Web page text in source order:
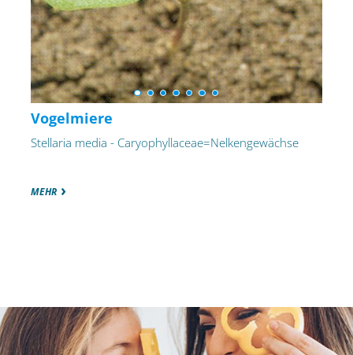
Vogelmiere
Stellaria media - Caryophyllaceae=Nelkengewächse
MEHR